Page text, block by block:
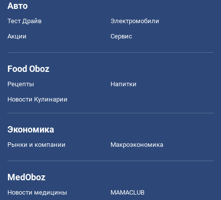
Авто
Тест Драйв Электромобили
Акции Сервис
Food Oboz
Рецепты Напитки
Новости Кулинарии
Экономика
Рынки и компании Mакроэкономика
MedOboz
Новости медицины MAMACLUB